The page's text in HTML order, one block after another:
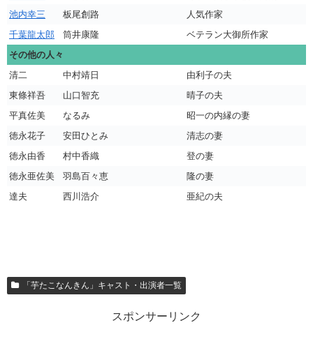
池内幸三
板尾創路
人気作家
千葉龍太郎
筒井康隆
ベテラン大御所作家
その他の人々
清二
中村靖日
由利子の夫
東條祥吾
山口智充
晴子の夫
平真佐美
なるみ
昭一の内縁の妻
徳永花子
安田ひとみ
清志の妻
徳永由香
村中香織
登の妻
徳永亜佐美
羽島百々恵
隆の妻
達夫
西川浩介 亜紀の夫
「芋たこなんきん」キャスト・出演者一覧
スポンサーリンク